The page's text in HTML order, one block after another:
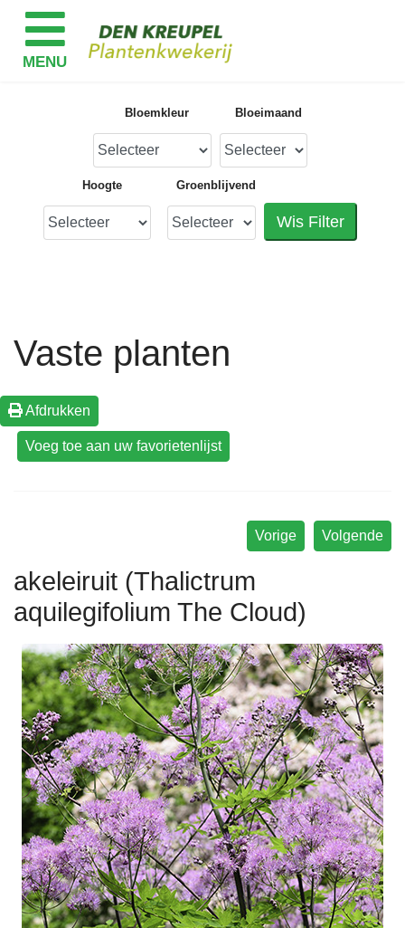
Bloemkleur Bloeimaand
Hoogte Groenblijvend
Wis Filter
Vaste planten
Afdrukken
Volgende
Vorige
akeleiruit (Thalictrum
aquilegifolium The Cloud)